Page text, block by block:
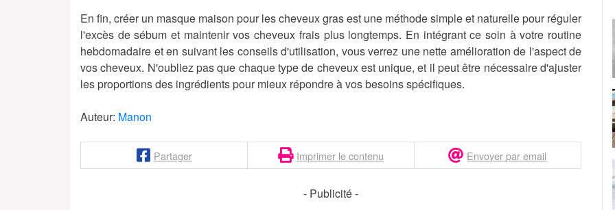
En fin, créer un masque maison pour les cheveux gras est une méthode simple et naturelle pour réguler
l'excès de sébum et maintenir vos cheveux frais plus longtemps. En intégrant ce soin à votre routine
hebdomadaire et en suivant les conseils d'utilisation, vous verrez une nette amélioration de l'aspect de
vos cheveux. N'oubliez pas que chaque type de cheveux est unique, et il peut être nécessaire d'ajuster
les proportions des ingrédients pour mieux répondre à vos besoins spécifiques.
Auteur: Manon
Partager Imprimer le contenu Envoyer par email
- Publicité -